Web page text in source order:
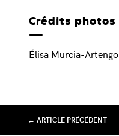
Crédits photos
Élisa Murcia-Artengo
← ARTICLE PRÉCÉDENT